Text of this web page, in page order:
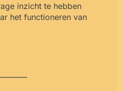
inzicht te hebben
het functioneren van